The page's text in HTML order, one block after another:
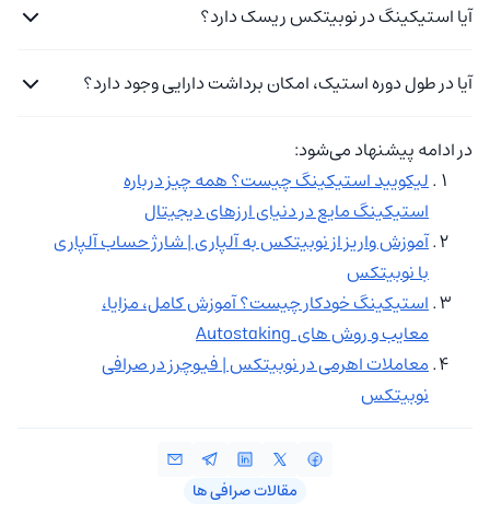
آیا استیکینگ در نوبیتکس ریسک دارد؟
آیا در طول دوره استیک، امکان برداشت دارایی وجود دارد؟
در ادامه پیشنهاد می‌شود:
لیکویید استیکینگ چیست؟ همه چیز درباره
استیکینگ مایع در دنیای ارزهای دیجیتال
آموزش واریز از نوبیتکس به آلپاری | شارژ حساب آلپاری
با نوبیتکس
استیکینگ خودکار چیست؟ آموزش کامل، مزایا،
معایب و روش های Autostaking
معاملات اهرمی در نوبیتکس | فیوچرز در صرافی
نوبیتکس
مقالات صرافی ها